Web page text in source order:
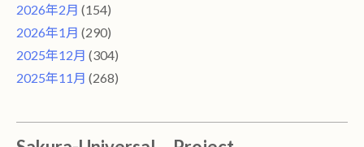
2026年2月 (154)
2026年1月 (290)
2025年12月 (304)
2025年11月 (268)